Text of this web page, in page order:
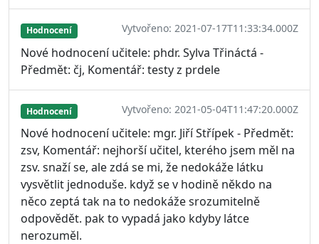
Hodnocení Vytvořeno: 2021-07-17T11:33:34.000Z
Nové hodnocení učitele: phdr. Sylva Třináctá -
Předmět: čj, Komentář: testy z prdele
Hodnocení Vytvořeno: 2021-05-04T11:47:20.000Z
Nové hodnocení učitele: mgr. Jiří Střípek - Předmět:
zsv, Komentář: nejhorší učitel, kterého jsem měl na
zsv. snaží se, ale zdá se mi, že nedokáže látku
vysvětlit jednoduše. když se v hodině někdo na
něco zeptá tak na to nedokáže srozumitelně
odpovědět. pak to vypadá jako kdyby látce
nerozuměl.